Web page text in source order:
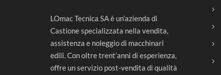
LOmac Tecnica SA è un’azienda di
Castione specializzata nella vendita,
assistenza e noleggio di macchinari
edili. Con oltre trent’anni di esperienza,
offre un servizio post-vendita di qualità